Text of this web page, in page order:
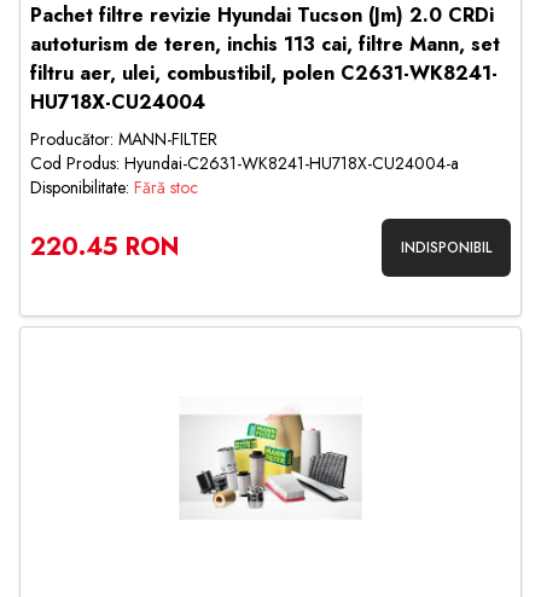
Pachet filtre revizie Hyundai Tucson (Jm) 2.0 CRDi
autoturism de teren, inchis 113 cai, filtre Mann, set
filtru aer, ulei, combustibil, polen C2631-WK8241-
HU718X-CU24004
Producător: MANN-FILTER
Cod Produs: Hyundai-C2631-WK8241-HU718X-CU24004-a
Disponibilitate: Fără stoc
220.45 RON INDISPONIBIL